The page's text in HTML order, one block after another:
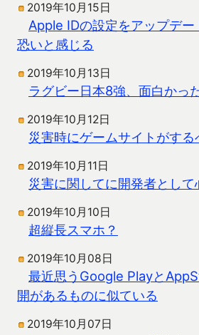
2019年10月15日
Apple IDの設定をアップデー
恐いと感じる
2019年10月13日
ラグビー日本8強、面白かっ
2019年10月12日
災害時にゲームサイトがする
2019年10月11日
災害に関してに開発者として
2019年10月10日
超縦長スマホ？
2019年10月08日
最近思うGoogle Playと
開があるものに似ている
2019年10月07日